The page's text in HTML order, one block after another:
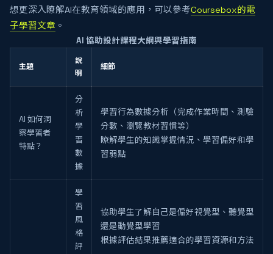
想更深入瞭解AI在教育領域的應用，可以參考Coursebox的電
子學習文章 。
AI 協助設計課程大綱與學習指南
主題
說
明
細節
AI 如何洞
察學習者
特點？
分
析
學
習
數
據
學習行為數據分析（完成作業時間、測驗
分數、瀏覽教材習慣等）
瞭解學生的知識掌握情況、學習偏好和學
習弱點
學
習
風
格
評
協助學生了解自己是偏好視覺型、聽覺型
還是動覺型學習
根據評估結果推薦適合的學習資源和方法